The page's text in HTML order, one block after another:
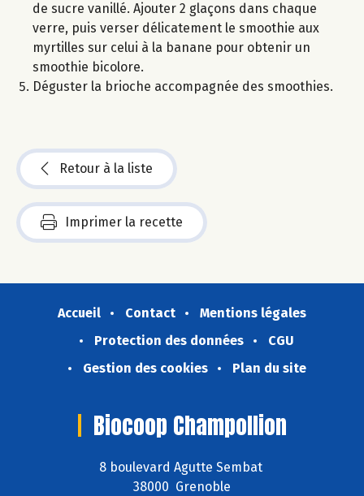
de sucre vanillé. Ajouter 2 glaçons dans chaque
verre, puis verser délicatement le smoothie aux
myrtilles sur celui à la banane pour obtenir un
smoothie bicolore.
Déguster la brioche accompagnée des smoothies.
Retour à la liste
Imprimer la recette
Accueil Contact
Mentions légales
Protection des données
CGU
Gestion des cookies
Plan du site
Biocoop Champollion
8 boulevard Agutte Sembat
38000 Grenoble